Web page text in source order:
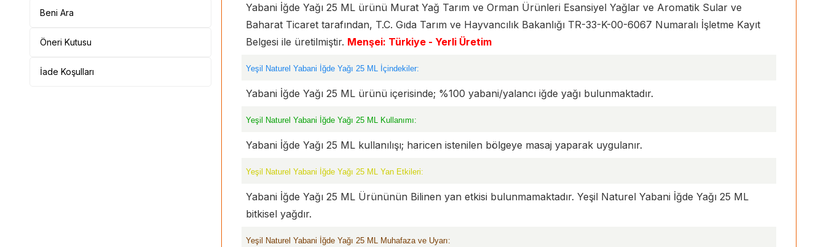
Beni Ara
Öneri Kutusu
İade Koşulları
Yabani İğde Yağı 25 ML ürünü Murat Yağ Tarım ve Orman Ürünleri Esansiyel Yağlar ve Aromatik Sular ve
Baharat Ticaret tarafından, T.C. Gıda Tarım ve Hayvancılık Bakanlığı TR-33-K-00-6067 Numaralı İşletme Kayıt
Belgesi ile üretilmiştir. Menşei: Türkiye - Yerli Üretim
Yeşil Naturel Yabani İğde Yağı 25 ML İçindekiler:
Yabani İğde Yağı 25 ML ürünü içerisinde; %100 yabani/yalancı iğde yağı bulunmaktadır.
Yeşil Naturel Yabani İğde Yağı 25 ML Kullanımı:
Yabani İğde Yağı 25 ML kullanılışı; haricen istenilen bölgeye masaj yaparak uygulanır.
Yeşil Naturel Yabani İğde Yağı 25 ML Yan Etkileri:
Yabani İğde Yağı 25 ML Ürününün Bilinen yan etkisi bulunmamaktadır. Yeşil Naturel Yabani İğde Yağı 25 ML
bitkisel yağdır.
Yeşil Naturel Yabani İğde Yağı 25 ML Muhafaza ve Uyarı: